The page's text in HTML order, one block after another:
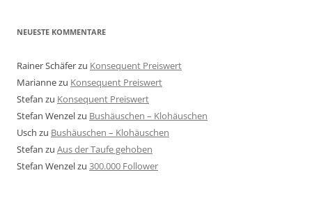
NEUESTE KOMMENTARE
Rainer Schäferzu Konsequent Preiswert
Mariannezu Konsequent Preiswert
Stefan zu Konsequent Preiswert
Stefan Wenzelzu Bushäuschen – Klohäuschen
Usch zu Bushäuschen – Klohäuschen
Stefan zu Aus der Taufe gehoben
Stefan Wenzelzu 300.000 Follower